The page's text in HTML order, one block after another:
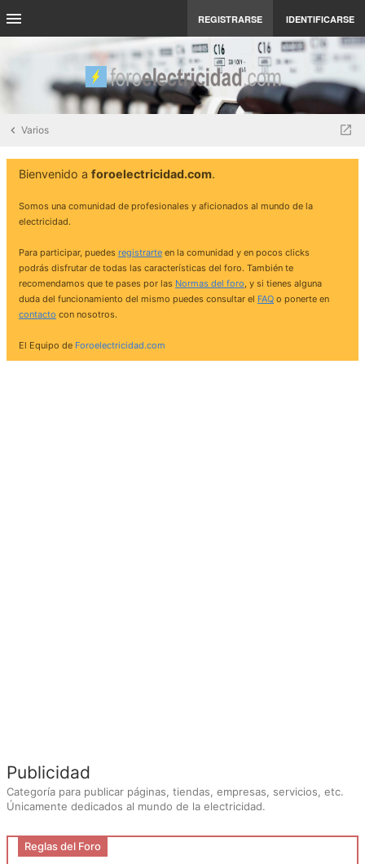
REGISTRARSE IDENTIFICARSE
Varios
Bienvenido a foroelectricidad.com.
Somos una comunidad de profesionales y aficionados al mundo de la
electricidad.
Para participar, puedes registrarte en la comunidad y en pocos clicks
podrás disfrutar de todas las características del foro. También te
recomendamos que te pases por las Normas del foro, y si tienes alguna
duda del funcionamiento del mismo puedes consultar el FAQ o ponerte en
contacto con nosotros.
El Equipo de Foroelectricidad.com
Publicidad
Categoría para publicar páginas, tiendas, empresas, servicios, etc.
Únicamente dedicados al mundo de la electricidad.
Reglas del Foro